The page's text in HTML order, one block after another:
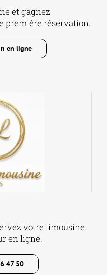
et gagnez
première réservation.
en ligne
votre limousine
en ligne.
47 50